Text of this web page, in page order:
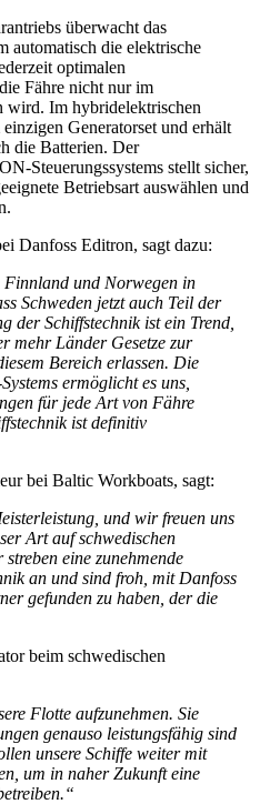
überwacht das
automatisch die elektrische
optimalen
Fähre nicht nur im
wird. Im hybridelektrischen
Generatorset und erhält
die Batterien. Der
Steuerungssystems stellt sicher,
Betriebsart auswählen und
Danfoss Editron, sagt dazu:
Finnland und Norwegen in
Schweden jetzt auch Teil der
der Schiffstechnik ist ein Trend,
mehr Länder Gesetze zur
Bereich erlassen. Die
ermöglicht es uns,
für jede Art von Fähre
ist definitiv
bei Baltic Workboats, sagt:
und wir freuen uns
Art auf schwedischen
eine zunehmende
an und sind froh, mit Danfoss
gefunden zu haben, der die
beim schwedischen
Flotte aufzunehmen. Sie
genauso leistungsfähig sind
unsere Schiffe weiter mit
um in naher Zukunft eine